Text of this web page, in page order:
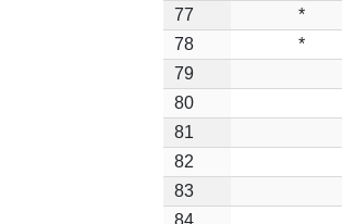
77
*
78
*
79
80
81
82
83
84